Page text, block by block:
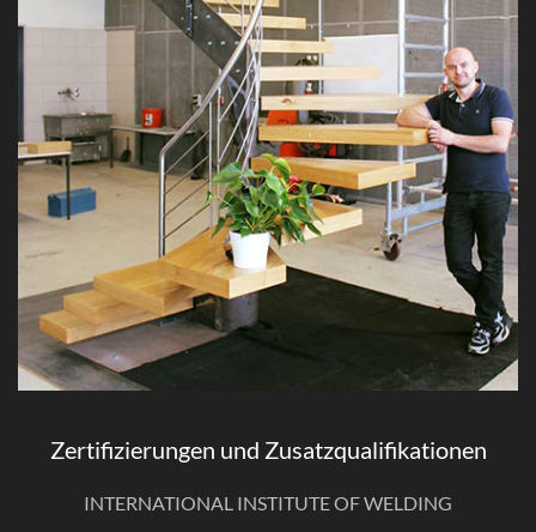
Zertifizierungen und Zusatzqualifikationen
INTERNATIONAL INSTITUTE OF WELDING